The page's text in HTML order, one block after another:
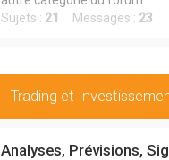
Sujets : 21 Messages : 23
Trading et
Analyses, Prévisions,